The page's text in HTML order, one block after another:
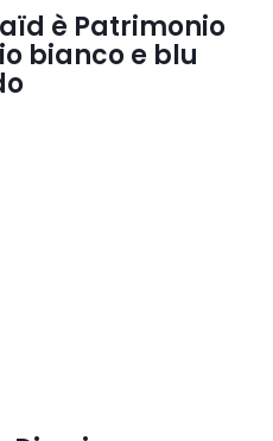
è Patrimonio
bianco e blu